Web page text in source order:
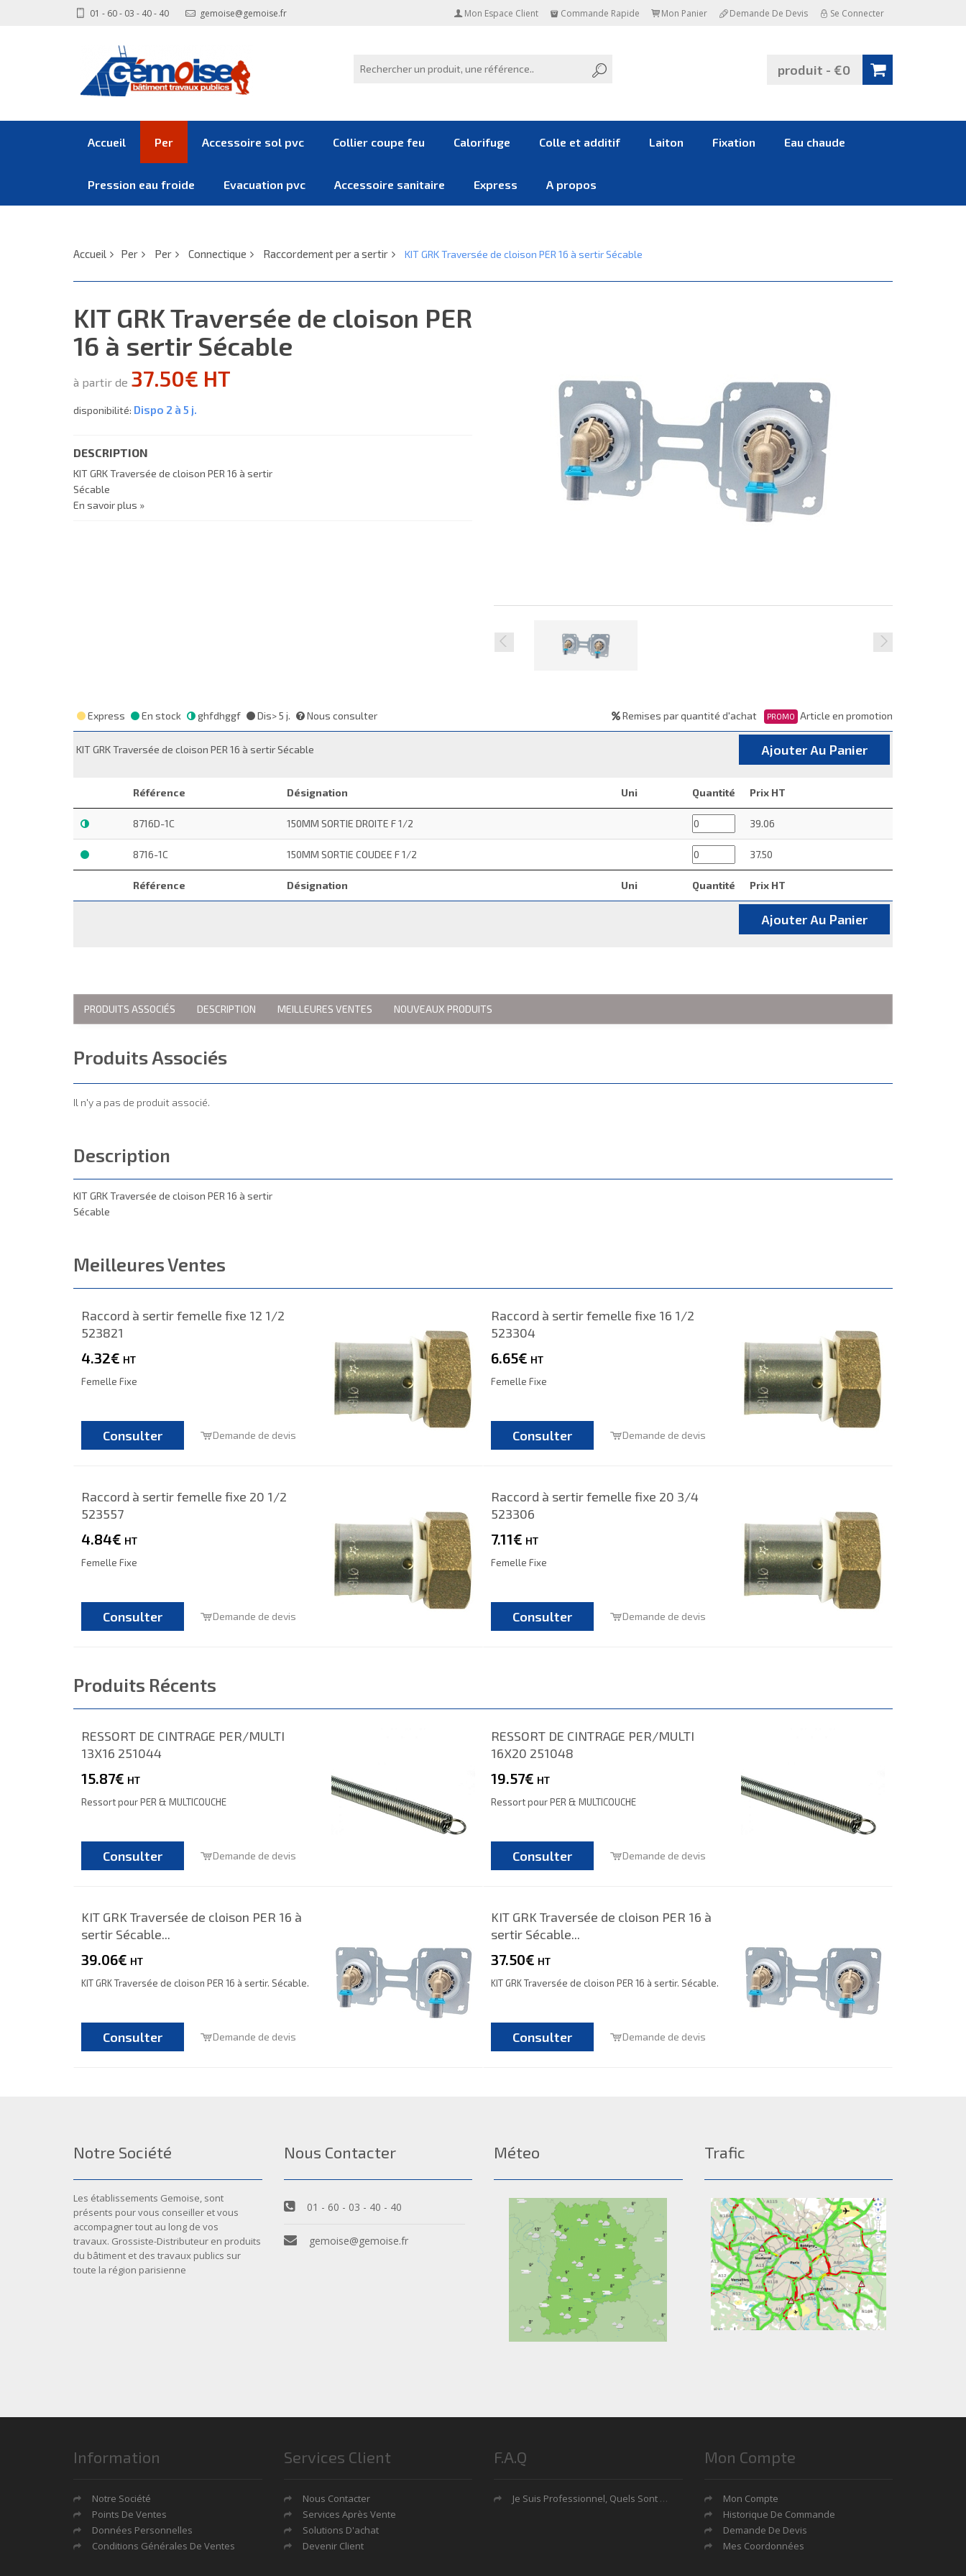
01 - 60 - 03 - 40 - 40 gemoise@gemoise.fr Mon Espace Client Commande Rapide Mon Panier Demande De Devis Se Connecter
produit - €0
Accueil Per Accessoire sol pvc Collier coupe feu Calorifuge Colle et additif Laiton Fixation Eau chaude
Pression eau froide Evacuation pvc Accessoire sanitaire Express A propos
Accueil Per Per Connectique Raccordement per a sertir KIT GRK Traversée de cloison PER 16 à sertir Sécable
KIT GRK Traversée de cloison PER
16 à sertir Sécable
à partir de 37.50€ HT
disponibilité: Dispo 2 à 5 j.
DESCRIPTION
KIT GRK Traversée de cloison PER 16 à sertir
Sécable
En savoir plus »
Express En stock ghfdhggf Dis> 5 j. Nous consulter Remises par quantité d'achat PROMO Article en promotion
KIT GRK Traversée de cloison PER 16 à sertir Sécable Ajouter Au Panier
Référence Désignation Uni Quantité Prix HT
Référence Désignation Uni Quantité Prix HT
8716D-1C 150MM SORTIE DROITE F 1/2 39.06
8716-1C 150MM SORTIE COUDEE F 1/2 37.50
Ajouter Au Panier
PRODUITS ASSOCIÉS DESCRIPTION MEILLEURES VENTES NOUVEAUX PRODUITS
Produits Associés
Il n'y a pas de produit associé.
Description
KIT GRK Traversée de cloison PER 16 à sertir
Sécable
Meilleures Ventes
Raccord à sertir femelle fixe 12 1/2
523821
4.32€ HT
Femelle Fixe
Consulter Demande de devis
Raccord à sertir femelle fixe 16 1/2
523304
6.65€ HT
Femelle Fixe
Consulter Demande de devis
Raccord à sertir femelle fixe 20 1/2
523557
4.84€ HT
Femelle Fixe
Consulter Demande de devis
Raccord à sertir femelle fixe 20 3/4
523306
7.11€ HT
Femelle Fixe
Consulter Demande de devis
Produits Récents
RESSORT DE CINTRAGE PER/MULTI
13X16 251044
15.87€ HT
Ressort pour PER & MULTICOUCHE
Consulter Demande de devis
RESSORT DE CINTRAGE PER/MULTI
16X20 251048
19.57€ HT
Ressort pour PER & MULTICOUCHE
Consulter Demande de devis
KIT GRK Traversée de cloison PER 16 à
sertir Sécable...
39.06€ HT
KIT GRK Traversée de cloison PER 16 à sertir. Sécable.
Consulter Demande de devis
KIT GRK Traversée de cloison PER 16 à
sertir Sécable...
37.50€ HT
KIT GRK Traversée de cloison PER 16 à sertir. Sécable.
Consulter Demande de devis
Notre Société
Les établissements Gemoise, sont
présents pour vous conseiller et vous
accompagner tout au long de vos
travaux. Grossiste-Distributeur en produits
du bâtiment et des travaux publics sur
toute la région parisienne
Nous Contacter
01 - 60 - 03 - 40 - 40
gemoise@gemoise.fr
Méteo Trafic
Information
Notre Société
Points De Ventes
Données Personnelles
Conditions Générales De Ventes
Services Client
Nous Contacter
Services Après Vente
Solutions D'achat
Devenir Client
F.A.Q
Je Suis Professionnel, Quels Sont Mes Avantages?
Mon Compte
Mon Compte
Historique De Commande
Demande De Devis
Mes Coordonnées